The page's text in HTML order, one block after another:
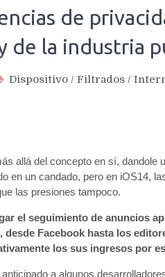
de
de la industria
Dispositivo / Filtrados /
allá del concepto en sí, dandole
en un candado, pero en iOS14,
las presiones tampoco.
el seguimiento de anuncios
Facebook hasta los
los sus ingresos por
a algunos